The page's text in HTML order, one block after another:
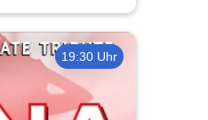
19:30 Uhr